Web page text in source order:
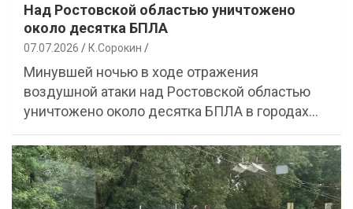
Над Ростовской областью уничтожено
около десятка БПЛА
07.07.2026 К.Сорокин
Минувшей ночью в ходе отражения
воздушной атаки над Ростовской областью
уничтожено около десятка БПЛА в городах…